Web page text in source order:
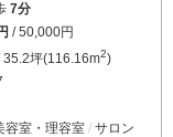
7分
/ 50,000円
35.2坪(116.16m2)
容室・理容室
サロン